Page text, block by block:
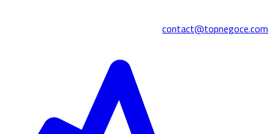
contact@topnegoce.com